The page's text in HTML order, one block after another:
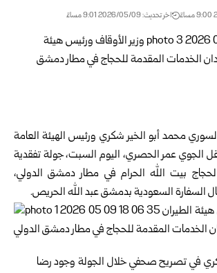
اخر تحديث: 2026/05/09 9:01 مساءً
محمد أبو الخير شكري ورئيس الهيئة العامة
الجوي عمر الحصري، اليوم السبت، جولة تفقدية
بيت الله الحرام في مطار دمشق الدولي،
السفارة السعودية بدمشق عبد الله الحريص.
في تصريح صحفي خلال الجولة وجود رضا